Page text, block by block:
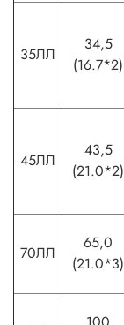
35ЛЛ
34,5
(16.7*2)
45ЛЛ
43,5
(21.0*2)
70ЛЛ
65,0
(21.0*3)